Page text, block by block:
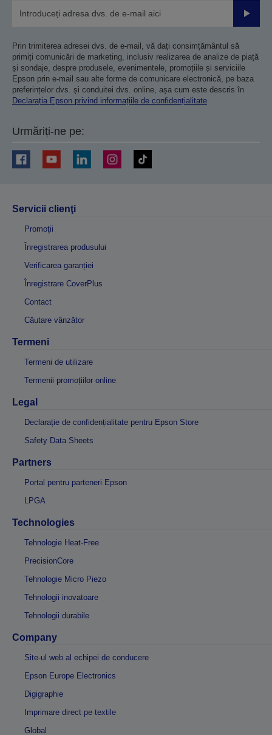
Prin trimiterea adresei dvs. de e-mail, vă dați consimțământul să
primiți comunicări de marketing, inclusiv realizarea de analize de piață
și sondaje, despre produsele, evenimentele, promoțiile și serviciile
Epson prin e-mail sau alte forme de comunicare electronică, pe baza
preferințelor dvs. și conduitei dvs. online, așa cum este descris în
Declarația Epson privind informațiile de confidențialitate
Urmăriți-ne pe:
Servicii clienţi
Promoţii
Înregistrarea produsului
Verificarea garanției
Înregistrare CoverPlus
Contact
Căutare vânzător
Termeni
Termeni de utilizare
Termenii promoțiilor online
Legal
Declarație de confidențialitate pentru Epson Store
Safety Data Sheets
Partners
Portal pentru parteneri Epson
LPGA
Technologies
Tehnologie Heat-Free
PrecisionCore
Tehnologie Micro Piezo
Tehnologii inovatoare
Tehnologii durabile
Company
Site-ul web al echipei de conducere
Epson Europe Electronics
Digigraphie
Imprimare direct pe textile
Global